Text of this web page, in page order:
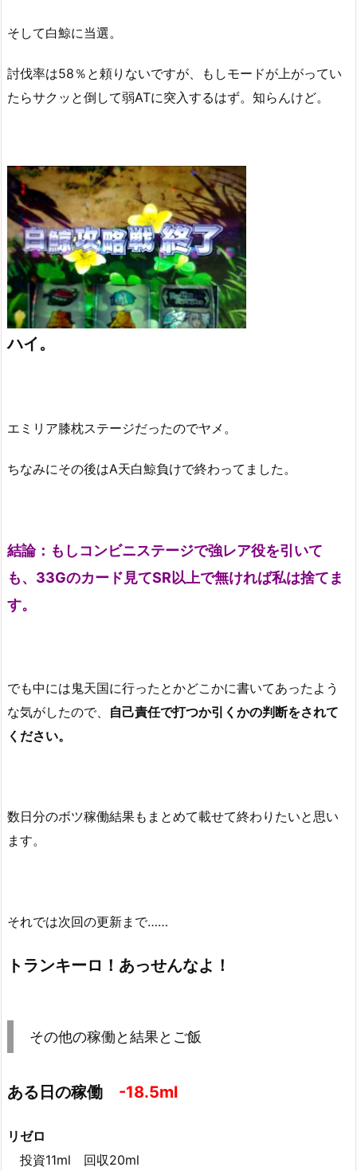
そして白鯨に当選。
討伐率は58％と頼りないですが、もしモードが上がってい
たらサクッと倒して弱ATに突入するはず。知らんけど。
ハイ。
エミリア膝枕ステージだったのでヤメ。
ちなみにその後はA天白鯨負けで終わってました。
結論：もしコンビニステージで強レア役を引いて
も、33Gのカード見てSR以上で無ければ私は捨てま
す。
でも中には鬼天国に行ったとかどこかに書いてあったよう
な気がしたので、 自己責任で打つか引くかの判断をされて
ください。
数日分のボツ稼働結果もまとめて載せて終わりたいと思い
ます。
それでは次回の更新まで……
トランキーロ！あっせんなよ！
その他の稼働と結果とご飯
ある日の稼働 -18.5ml
リゼロ
投資11ml 回収20ml